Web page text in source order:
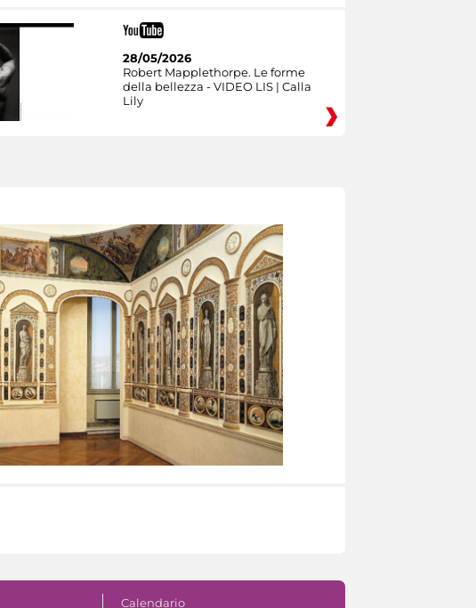
28/05/2026
Robert Mapplethorpe. Le forme
della bellezza - VIDEO LIS | Calla
Lily
Calendario